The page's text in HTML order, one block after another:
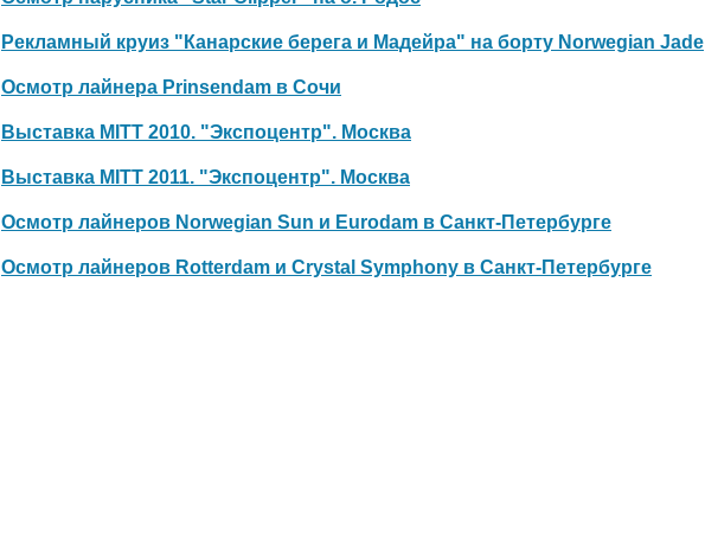
Рекламный круиз "Канарские берега и Мадейра" на борту Norwegian Jade
Осмотр лайнера Prinsendam в Сочи
Выставка MITT 2010. "Экспоцентр". Москва
Выставка MITT 2011. "Экспоцентр". Москва
Осмотр лайнеров Norwegian Sun и Eurodam в Санкт-Петербурге
Осмотр лайнеров Rotterdam и Crystal Symphony в Санкт-Петербурге